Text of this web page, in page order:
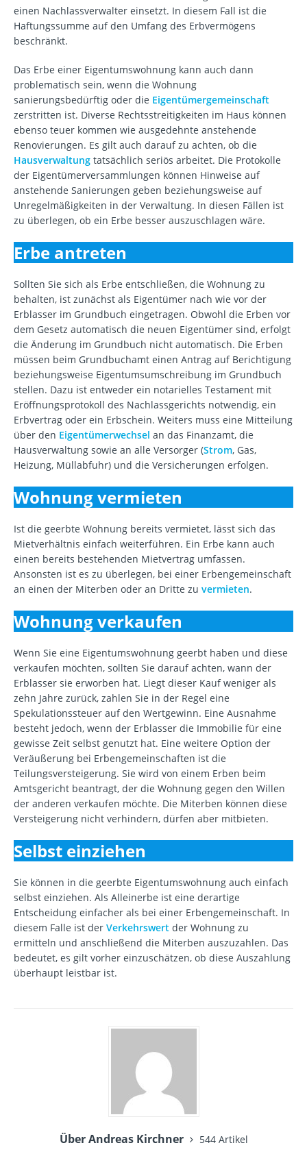
einen Nachlassverwalter einsetzt. In diesem Fall ist die
Haftungssumme auf den Umfang des Erbvermögens
beschränkt.
Das Erbe einer Eigentumswohnung kann auch dann
problematisch sein, wenn die Wohnung
sanierungsbedürftig oder die Eigentümergemeinschaft
zerstritten ist. Diverse Rechtsstreitigkeiten im Haus können
ebenso teuer kommen wie ausgedehnte anstehende
Renovierungen. Es gilt auch darauf zu achten, ob die
Hausverwaltung tatsächlich seriös arbeitet. Die Protokolle
der Eigentümerversammlungen können Hinweise auf
anstehende Sanierungen geben beziehungsweise auf
Unregelmäßigkeiten in der Verwaltung. In diesen Fällen ist
zu überlegen, ob ein Erbe besser auszuschlagen wäre.
Erbe antreten
Sollten Sie sich als Erbe entschließen, die Wohnung zu
behalten, ist zunächst als Eigentümer nach wie vor der
Erblasser im Grundbuch eingetragen. Obwohl die Erben vor
dem Gesetz automatisch die neuen Eigentümer sind, erfolgt
die Änderung im Grundbuch nicht automatisch. Die Erben
müssen beim Grundbuchamt einen Antrag auf Berichtigung
beziehungsweise Eigentumsumschreibung im Grundbuch
stellen. Dazu ist entweder ein notarielles Testament mit
Eröffnungsprotokoll des Nachlassgerichts notwendig, ein
Erbvertrag oder ein Erbschein. Weiters muss eine Mitteilung
über den Eigentümerwechsel an das Finanzamt, die
Hausverwaltung sowie an alle Versorger (Strom, Gas,
Heizung, Müllabfuhr) und die Versicherungen erfolgen.
Wohnung vermieten
Ist die geerbte Wohnung bereits vermietet, lässt sich das
Mietverhältnis einfach weiterführen. Ein Erbe kann auch
einen bereits bestehenden Mietvertrag umfassen.
Ansonsten ist es zu überlegen, bei einer Erbengemeinschaft
an einen der Miterben oder an Dritte zu vermieten.
Wohnung verkaufen
Wenn Sie eine Eigentumswohnung geerbt haben und diese
verkaufen möchten, sollten Sie darauf achten, wann der
Erblasser sie erworben hat. Liegt dieser Kauf weniger als
zehn Jahre zurück, zahlen Sie in der Regel eine
Spekulationssteuer auf den Wertgewinn. Eine Ausnahme
besteht jedoch, wenn der Erblasser die Immobilie für eine
gewisse Zeit selbst genutzt hat. Eine weitere Option der
Veräußerung bei Erbengemeinschaften ist die
Teilungsversteigerung. Sie wird von einem Erben beim
Amtsgericht beantragt, der die Wohnung gegen den Willen
der anderen verkaufen möchte. Die Miterben können diese
Versteigerung nicht verhindern, dürfen aber mitbieten.
Selbst einziehen
Sie können in die geerbte Eigentumswohnung auch einfach
selbst einziehen. Als Alleinerbe ist eine derartige
Entscheidung einfacher als bei einer Erbengemeinschaft. In
diesem Falle ist der Verkehrswert der Wohnung zu
ermitteln und anschließend die Miterben auszuzahlen. Das
bedeutet, es gilt vorher einzuschätzen, ob diese Auszahlung
überhaupt leistbar ist.
Über Andreas Kirchner
544 Artikel